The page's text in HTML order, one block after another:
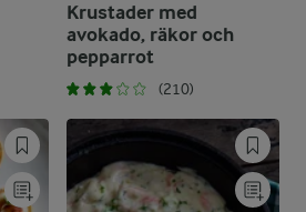
Krustader med
avokado, räkor och
pepparrot
(210)